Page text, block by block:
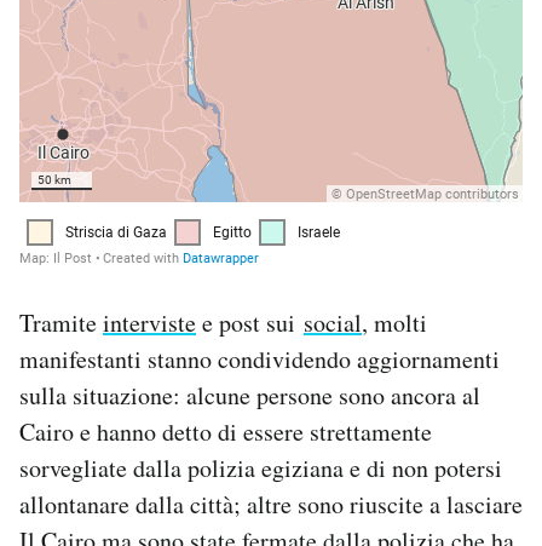
Tramiteintervistee post sui social, molti
manifestanti stanno condividendo aggiornamenti
sulla situazione: alcune persone sono ancora al
Cairo e hanno detto di essere strettamente
sorvegliate dalla polizia egiziana e di non potersi
allontanare dalla città; altre sono riuscite a lasciare